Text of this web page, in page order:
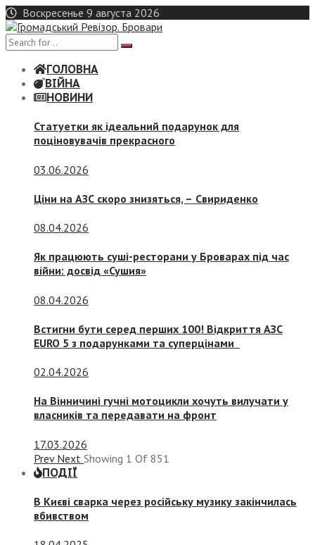
Skip
to
content
Воскресенье 9 августа 2026
ГОЛОВНА
ВІЙНА
НОВИНИ
Статуетки як ідеальний подарунок для
поціновувачів прекрасного
03.06.2026
Ціни на АЗС скоро знизяться, – Свириденко
08.04.2026
Як працюють суші-ресторани у Броварах під час
війни: досвід «Сушия»
08.04.2026
Встигни бути серед перших 100! Відкриття АЗС
EURO 5 з подарунками та суперцінами
02.04.2026
На Вінничині гучні мотоцикли хочуть вилучати у
власників та передавати на фронт
17.03.2026
Prev Next Showing 1 Of 851
ПОДІЇ
В Києві сварка через російську музику закінчилась
вбивством